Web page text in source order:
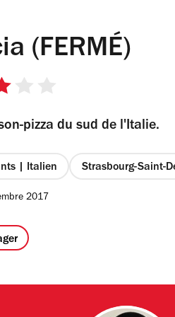
(FERMÉ)
3
5
pizza du sud de l'Italie.
| Italien Strasbourg-Saint-
2017